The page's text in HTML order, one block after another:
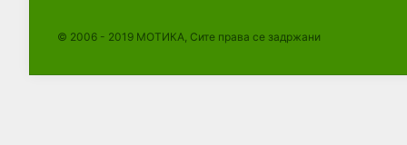
© 2006 - 2019 МОТИКА, Сите права се задржани